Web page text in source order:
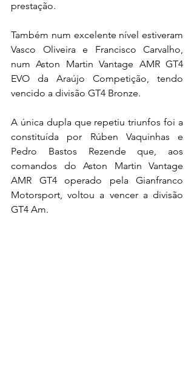
prestação.
Também num excelente nível estiveram
Vasco Oliveira e Francisco Carvalho,
num Aston Martin Vantage AMR GT4
EVO da Araújo Competição, tendo
vencido a divisão GT4 Bronze.
A única dupla que repetiu triunfos foi a
constituída por Rúben Vaquinhas e
Pedro Bastos Rezende que, aos
comandos do Aston Martin Vantage
AMR GT4 operado pela Gianfranco
Motorsport, voltou a vencer a divisão
GT4 Am.